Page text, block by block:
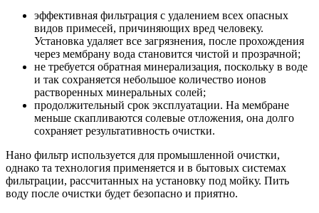
эффективная фильтрация с удалением всех опасных
видов примесей, причиняющих вред человеку.
Установка удаляет все загрязнения, после прохождения
через мембрану вода становится чистой и прозрачной;
не требуется обратная минерализация, поскольку в воде
и так сохраняется небольшое количество ионов
растворенных минеральных солей;
продолжительный срок эксплуатации. На мембране
меньше скапливаются солевые отложения, она долго
сохраняет результативность очистки.
Нано фильтр используется для промышленной очистки,
однако та технология применяется и в бытовых системах
фильтрации, рассчитанных на установку под мойку. Пить
воду после очистки будет безопасно и приятно.